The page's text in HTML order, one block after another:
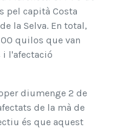
pel capità Costa
la Selva. En total,
quilos que van
i l'afectació
diumenge 2 de
de la mà de
és que aquest